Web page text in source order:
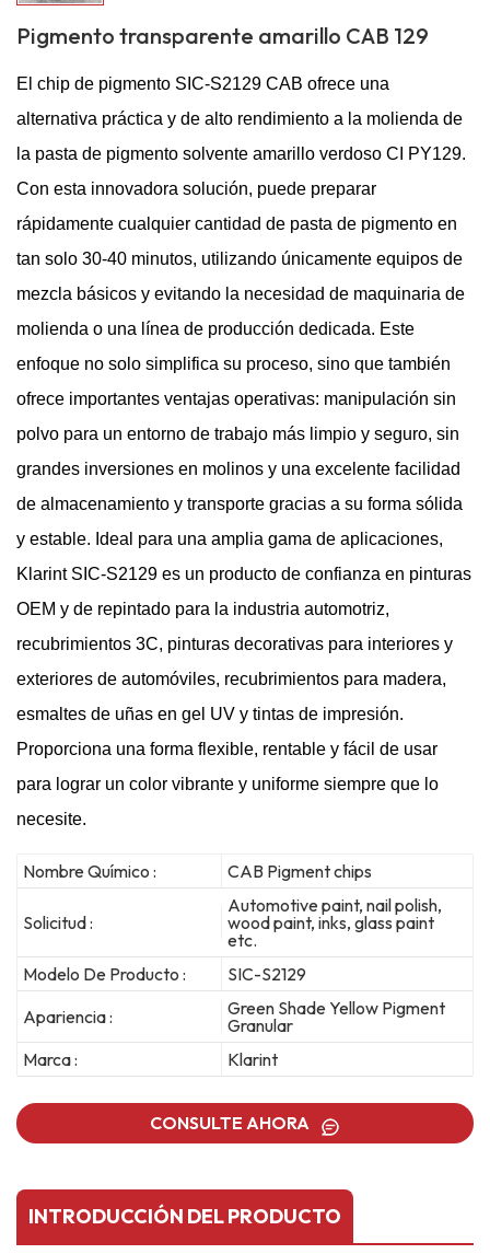
Pigmento transparente amarillo CAB 129
El chip de pigmento SIC-S2129 CAB ofrece una
alternativa práctica y de alto rendimiento a la molienda de
la pasta de pigmento solvente amarillo verdoso CI PY129.
Con esta innovadora solución, puede preparar
rápidamente cualquier cantidad de pasta de pigmento en
tan solo 30-40 minutos, utilizando únicamente equipos de
mezcla básicos y evitando la necesidad de maquinaria de
molienda o una línea de producción dedicada. Este
enfoque no solo simplifica su proceso, sino que también
ofrece importantes ventajas operativas: manipulación sin
polvo para un entorno de trabajo más limpio y seguro, sin
grandes inversiones en molinos y una excelente facilidad
de almacenamiento y transporte gracias a su forma sólida
y estable. Ideal para una amplia gama de aplicaciones,
Klarint SIC-S2129 es un producto de confianza en pinturas
OEM y de repintado para la industria automotriz,
recubrimientos 3C, pinturas decorativas para interiores y
exteriores de automóviles, recubrimientos para madera,
esmaltes de uñas en gel UV y tintas de impresión.
Proporciona una forma flexible, rentable y fácil de usar
para lograr un color vibrante y uniforme siempre que lo
necesite.
Nombre Químico : CAB Pigment chips
Solicitud :
Automotive paint, nail polish,
wood paint, inks, glass paint
etc.
Modelo De Producto :
SIC-S2129
Apariencia :
Green Shade Yellow Pigment
Granular
Marca :
Klarint
CONSULTE AHORA
INTRODUCCIÓN DEL PRODUCTO